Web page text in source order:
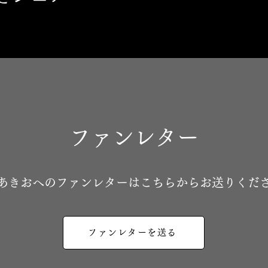
ファンレター
きおへのファンレターはこちらからお送りくだ
ファンレターを送る